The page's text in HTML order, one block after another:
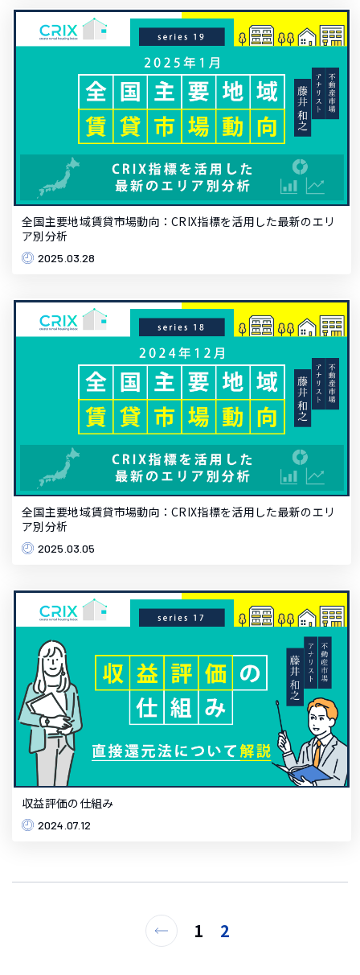
全国主要地域賃貸市場動向：CRIX指標を活用した最新のエリ
ア別分析
2025.03.28
全国主要地域賃貸市場動向：CRIX指標を活用した最新のエリ
ア別分析
2025.03.05
収益評価の仕組み
2024.07.12
1 2